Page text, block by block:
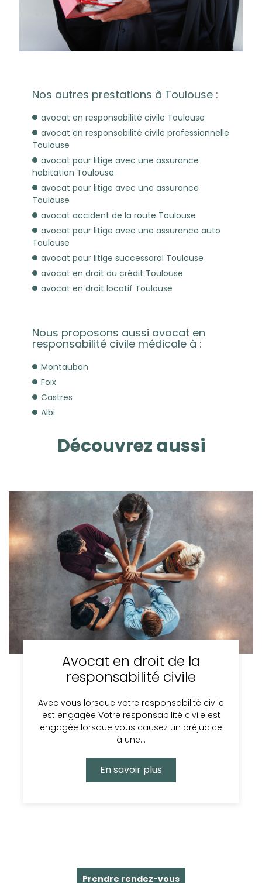
Nos autres prestations à Toulouse :
avocat en responsabilité civile Toulouse
avocat en responsabilité civile professionnelle
Toulouse
avocat pour litige avec une assurance
habitation Toulouse
avocat pour litige avec une assurance
Toulouse
avocat accident de la route Toulouse
avocat pour litige avec une assurance auto
Toulouse
avocat pour litige successoral Toulouse
avocat en droit du crédit Toulouse
avocat en droit locatif Toulouse
Nous proposons aussi avocat en
responsabilité civile médicale à :
Montauban
Foix
Castres
Albi
Découvrez aussi
Avocat en droit de la
responsabilité civile
Avec vous lorsque votre responsabilité civile
est engagée Votre responsabilité civile est
engagée lorsque vous causez un préjudice
à une…
En savoir plus
Prendre rendez-vous